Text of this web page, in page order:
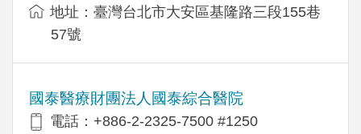
地址：臺灣台北市大安區基隆路三段155巷
57號
國泰醫療財團法人國泰綜合醫院
電話：+886-2-2325-7500 #1250